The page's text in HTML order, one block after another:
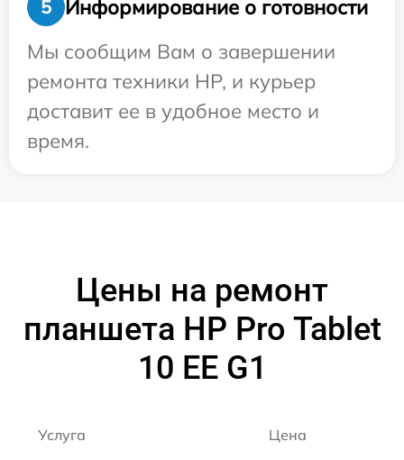
5
Информирование о готовности
Мы сообщим Вам о завершении
ремонта техники HP, и курьер
доставит ее в удобное место и
время.
Цены на ремонт
планшета HP Pro Tablet
10 EE G1
Услуга Цена